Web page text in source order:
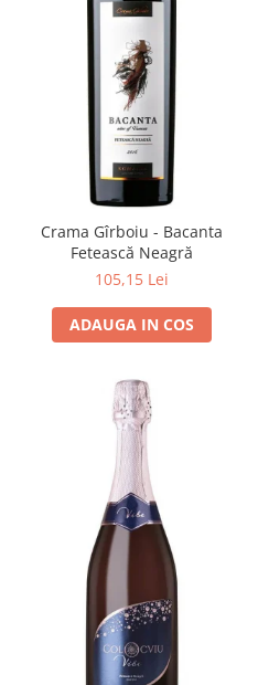
Crama PURCARI
Crama HERMEZIU
Grup FRESCOBALDI
VINUL Bikers For Humanity
Crama BALLA GEZA
Vinuri SPANIA
Domeniile Prince MATEI
FAUTOR Winery
Domeniile PANCIU
The ICONIC Estate
Crama Petro VASELO
Nea FLORICĂ
Vinuri din GRECIA
Crama BUDUREASCA
Domeniile FRANCO-ROMÂNE
Crama Gîrboiu - Bacanta
Fetească Neagră
105,15 Lei
ADAUGA IN COS